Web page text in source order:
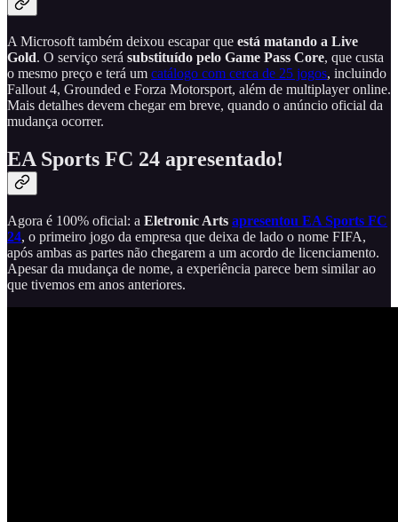
A Microsoft também deixou escapar que está matando a Live
Gold. O serviço será substituído pelo Game Pass Core, que custa
o mesmo preço e terá um catálogo com cerca de 25 jogos, incluindo
Fallout 4, Grounded e Forza Motorsport, além de multiplayer online.
Mais detalhes devem chegar em breve, quando o anúncio oficial da
mudança ocorrer.
EA Sports FC 24 apresentado!
Agora é 100% oficial: a Eletronic Arts apresentou EA Sports FC
24, o primeiro jogo da empresa que deixa de lado o nome FIFA,
após ambas as partes não chegarem a um acordo de licenciamento.
Apesar da mudança de nome, a experiência parece bem similar ao
que tivemos em anos anteriores.